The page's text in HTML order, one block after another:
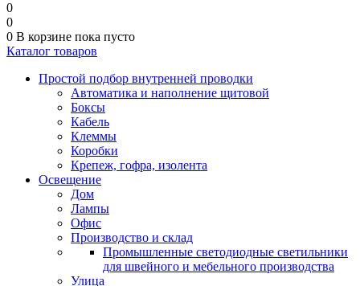
0
0
0 В корзине пока пусто
Каталог товаров
Простой подбор внутренней проводки
Автоматика и наполнение щитовой
Боксы
Кабель
Клеммы
Коробки
Крепеж, гофра, изолента
Освещение
Дом
Лампы
Офис
Производство и склад
Промышленные светодиодные светильники
для швейного и мебельного производства
Улица